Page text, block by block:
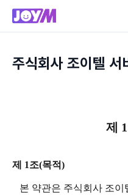
주식회사 조이텔 서
제
제 1조(목적)
본 약관은 주식회사 조이